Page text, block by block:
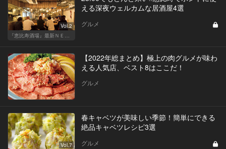
Vol.2
える深夜ウェルカムな居酒屋4選
グルメ
【2022年総まとめ】極上の肉グルメが味わ
える人気店、ベスト8はここだ！
グルメ
Vol.7
春キャベツが美味しい季節！簡単にできる
絶品キャベツレシピ3選
グルメ